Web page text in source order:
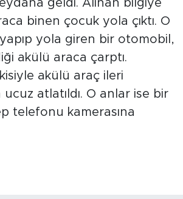
geldi. Alınan bilgiye
binen çocuk yola çıktı. O
yola giren bir otomobil,
akülü araca çarptı.
akülü araç ileri
ucuz atlatıldı. O anlar ise bir
telefonu kamerasına